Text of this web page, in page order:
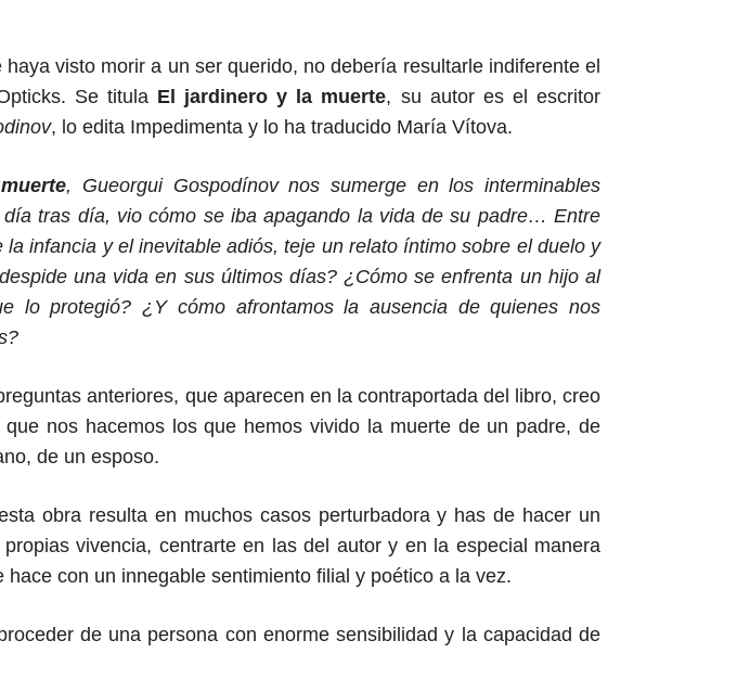
visto morir a un ser querido, no debería resultarle indiferente el
Se titula El jardinero y la muerte, su autor es el escritor
, lo edita Impedimenta y lo ha traducido María Vítova.
, Gueorgui Gospodínov nos sumerge en los interminables
tras día, vio cómo se iba apagando la vida de su padre… Entre
la infancia y el inevitable adiós, teje un relato íntimo sobre el duelo y
una vida en sus últimos días? ¿Cómo se enfrenta un hijo al
lo protegió? ¿Y cómo afrontamos la ausencia de quienes nos
anteriores, que aparecen en la contraportada del libro, creo
nos hacemos los que hemos vivido la muerte de un padre, de
de un esposo.
obra resulta en muchos casos perturbadora y has de hacer un
vivencia, centrarte en las del autor y en la especial manera
hace con un innegable sentimiento filial y poético a la vez.
de una persona con enorme sensibilidad y la capacidad de